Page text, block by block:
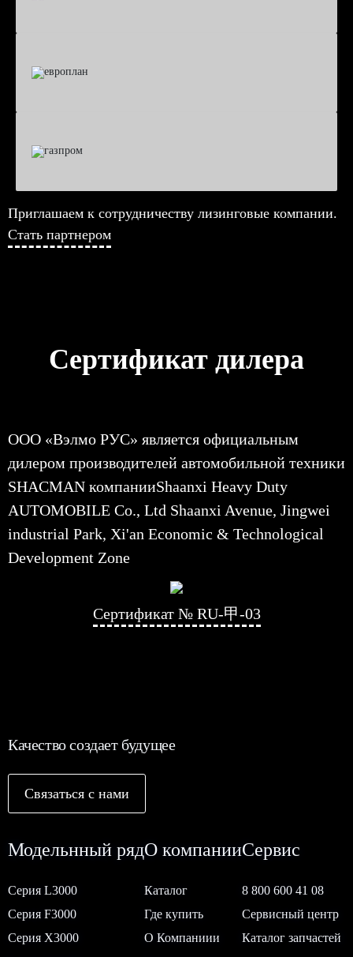
Приглашаем к сотрудничеству лизинговые компании.
Стать партнером
Сертификат дилера
ООО «Вэлмо РУС» является официальным
дилером производителей автомобильной техники
SHACMAN компанииShaanxi Heavy Duty
AUTOMOBILE Co., Ltd Shaanxi Avenue, Jingwei
industrial Park, Xi'an Economic & Technological
Development Zone
Сертификат № RU-甲-03
Качество создает будущее
Связаться с нами
Модельнный ряд
Серия L3000
Серия F3000
Серия Х3000
О компании
Каталог
Где купить
О Компаниии
Сервис
8 800 600 41 08
Сервисный центр
Каталог запчастей